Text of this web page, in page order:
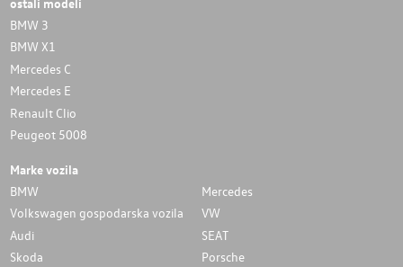
BMW 3
BMW X1
Mercedes C
Mercedes E
Renault Clio
Peugeot 5008
Marke vozila
BMW
Mercedes
Volkswagen gospodarska vozila
VW
Audi
SEAT
Skoda
Porsche